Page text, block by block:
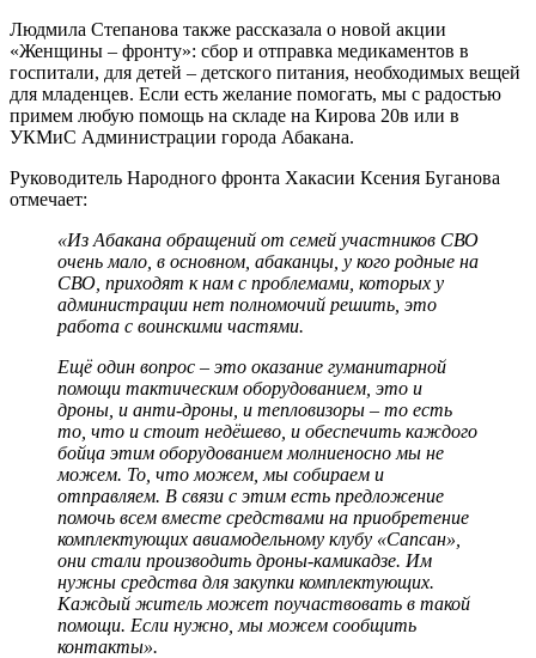
Людмила Степанова также рассказала о новой акции
«Женщины – фронту»: сбор и отправка медикаментов в
госпитали, для детей – детского питания, необходимых вещей
для младенцев. Если есть желание помогать, мы с радостью
примем любую помощь на складе на Кирова 20в или в
УКМиС Администрации города Абакана.
Руководитель Народного фронта Хакасии Ксения Буганова
отмечает:
«Из Абакана обращений от семей участников СВО
очень мало, в основном, абаканцы, у кого родные на
СВО, приходят к нам с проблемами, которых у
администрации нет полномочий решить, это
работа с воинскими частями.
Ещё один вопрос – это оказание гуманитарной
помощи тактическим оборудованием, это и
дроны, и анти-дроны, и тепловизоры – то есть
то, что и стоит недёшево, и обеспечить каждого
бойца этим оборудованием молниеносно мы не
можем. То, что можем, мы собираем и
отправляем. В связи с этим есть предложение
помочь всем вместе средствами на приобретение
комплектующих авиамодельному клубу «Сапсан»,
они стали производить дроны-камикадзе. Им
нужны средства для закупки комплектующих.
Каждый житель может поучаствовать в такой
помощи. Если нужно, мы можем сообщить
контакты».